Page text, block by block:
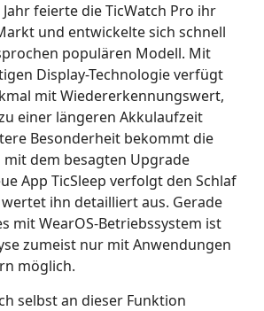
feierte die TicWatch Pro ihr
und entwickelte sich schnell
populären Modell. Mit
Display-Technologie verfügt
mit Wiedererkennungswert,
einer längeren Akkulaufzeit
Besonderheit bekommt die
dem besagten Upgrade
App TicSleep verfolgt den Schlaf
ihn detailliert aus. Gerade
mit WearOS-Betriebssystem ist
zumeist nur mit Anwendungen
möglich.
selbst an dieser Funktion